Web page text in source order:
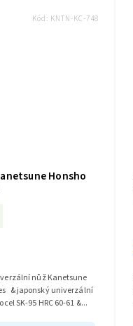
Honsho
nůž Kanetsune
nůž & verginská uhlíková ocel SK-95 HRC 60-61 &...
Kód: KNTN-KC-748